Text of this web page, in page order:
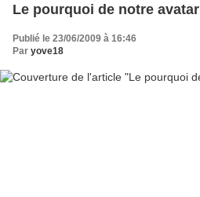
Le pourquoi de notre avatar
Publié le 23/06/2009 à 16:46
Par yove18